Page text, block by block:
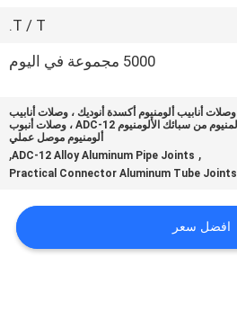
T / T.
5000 مجموعة في اليوم
وصلات أنابيب ألومنيوم أكسدة أنوديك ، وصلات أنابيب
ألمنيوم من سبائك الألومنيوم ADC-12 ، وصلات أنبوب
ألومنيوم موصل عملي
,
ADC-12 Alloy Aluminum Pipe Joints
,
Practical Connector Aluminum Tube Joints
افضل سعر